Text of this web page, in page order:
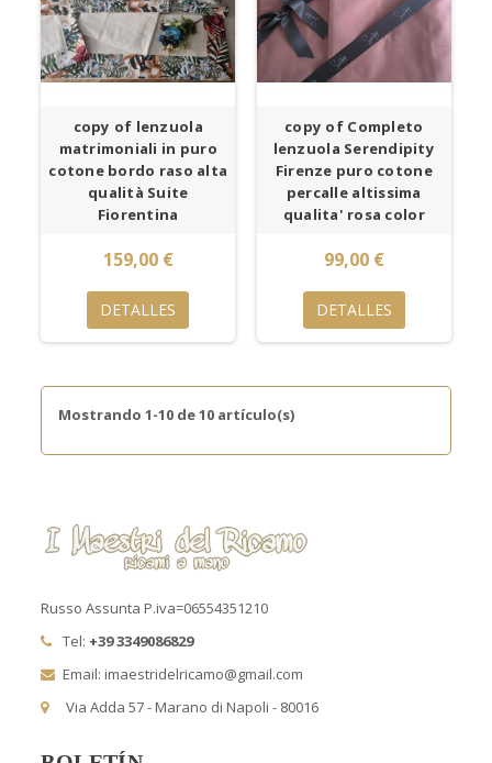
copy of lenzuola
matrimoniali in puro
cotone bordo raso alta
qualità Suite
Fiorentina
159,00 €
DETALLES
copy of Completo
lenzuola Serendipity
Firenze puro cotone
percalle altissima
qualita' rosa color
99,00 €
DETALLES
Mostrando 1-10 de 10 artículo(s)
Russo Assunta P.iva=06554351210
Tel: +39 3349086829
Email: imaestridelricamo@gmail.com
Via Adda 57 - Marano di Napoli - 80016